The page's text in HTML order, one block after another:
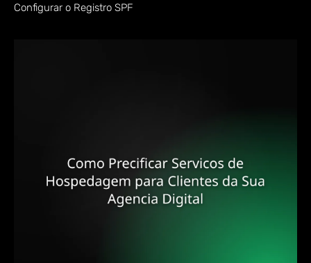
Configurar o Registro SPF